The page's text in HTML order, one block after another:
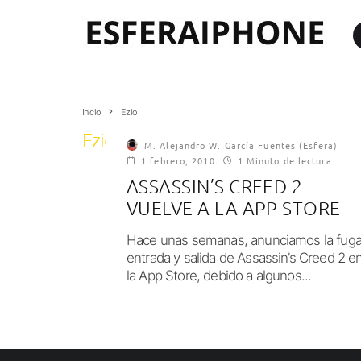
Inicio Ezio
Ezio
M. Alejandro W. García Fuentes (Esfera)
1 febrero, 2010
1 Minuto de lectura
ASSASSIN’S CREED 2
VUELVE A LA APP STORE
Hace unas semanas, anunciamos la
entrada y salida de Assassin’s Creed 2
la App Store, debido a algunos...